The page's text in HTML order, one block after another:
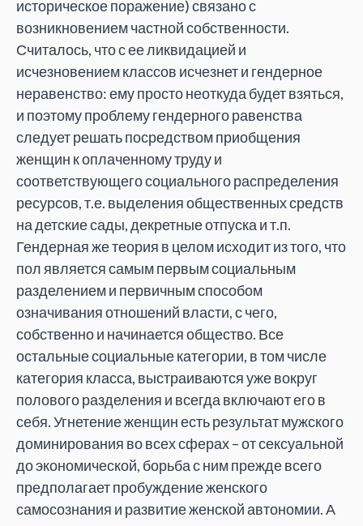
историческое поражение) связано с
возникновением частной собственности.
Считалось, что с ее ликвидацией и
исчезновением классов исчезнет и гендерное
неравенство: ему просто неоткуда будет взяться,
и поэтому проблему гендерного равенства
следует решать посредством приобщения
женщин к оплаченному труду и
соответствующего социального распределения
ресурсов, т.е. выделения общественных средств
на детские сады, декретные отпуска и т.п.
Гендерная же теория в целом исходит из того, что
пол является самым первым социальным
разделением и первичным способом
означивания отношений власти, с чего,
собственно и начинается общество. Все
остальные социальные категории, в том числе
категория класса, выстраиваются уже вокруг
полового разделения и всегда включают его в
себя. Угнетение женщин есть результат мужского
доминирования во всех сферах – от сексуальной
до экономической, борьба с ним прежде всего
предполагает пробуждение женского
самосознания и развитие женской автономии. А